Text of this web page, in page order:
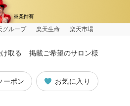
グループ 楽天生命 楽天市場
取る 掲載ご希望のサロン様
お気に入り
ーポン